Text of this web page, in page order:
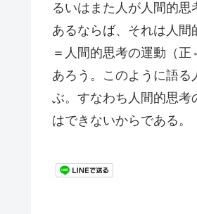
るいはまた人が人間的
あるならば、それは人
＝人間的思考の運動（
あろう。このように語
ぶ。すなわち人間的思
はできないからである。